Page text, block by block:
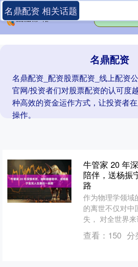
名鼎配资
名鼎配资_配资股票配资_线上配资
官网/投资者们对股票配资的认可度
种高效的资金运作方式，让投资者
操作。
名鼎配资 相关话题
牛管家 20 年
陪伴，送杨振
路
作为物理学领域
的离世不仅对中
失， 对全世界
知道他在物理学
厉害， 所以很
查看： 150 分